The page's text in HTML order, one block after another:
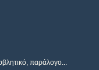
παράλογο...